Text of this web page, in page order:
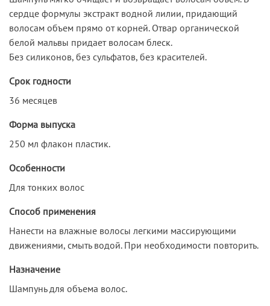
сердце формулы экстракт водной лилии, придающий
волосам объем прямо от корней. Отвар органической
белой мальвы придает волосам блеск.
Без силиконов, без сульфатов, без красителей.
Срок годности
36 месяцев
Форма выпуска
250 мл флакон пластик.
Особенности
Для тонких волос
Способ применения
Нанести на влажные волосы легкими массирующими
движениями, смыть водой. При необходимости повторить.
Назначение
Шампунь для объема волос.